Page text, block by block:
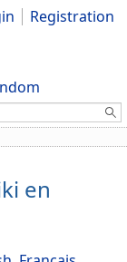
Registration
en